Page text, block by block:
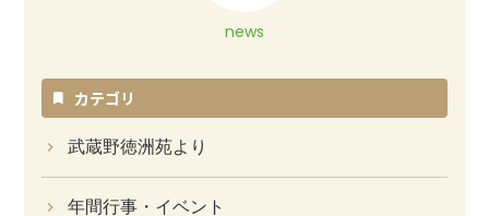
news
カテゴリ
武蔵野徳洲苑より
年間行事・イベント